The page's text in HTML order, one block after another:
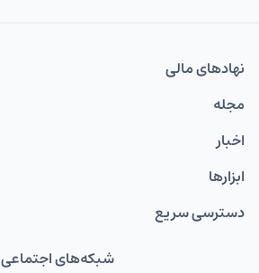
نهاد‌های مالی
مجله
اخبار
ابزارها
دسترسی سریع
شبکه‌های اجتماعی